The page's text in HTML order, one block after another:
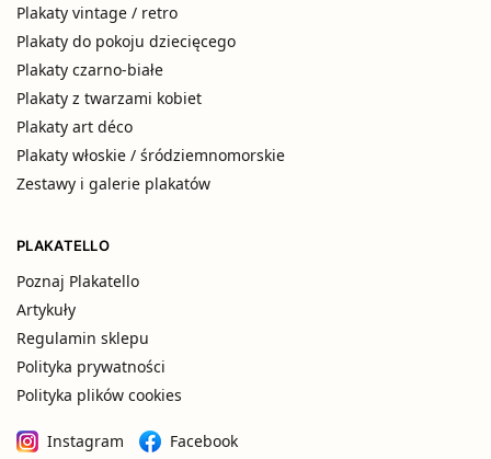
Plakaty vintage / retro
Plakaty do pokoju dziecięcego
Plakaty czarno-białe
Plakaty z twarzami kobiet
Plakaty art déco
Plakaty włoskie / śródziemnomorskie
Zestawy i galerie plakatów
PLAKATELLO
Poznaj Plakatello
Artykuły
Regulamin sklepu
Polityka prywatności
Polityka plików cookies
Instagram Facebook